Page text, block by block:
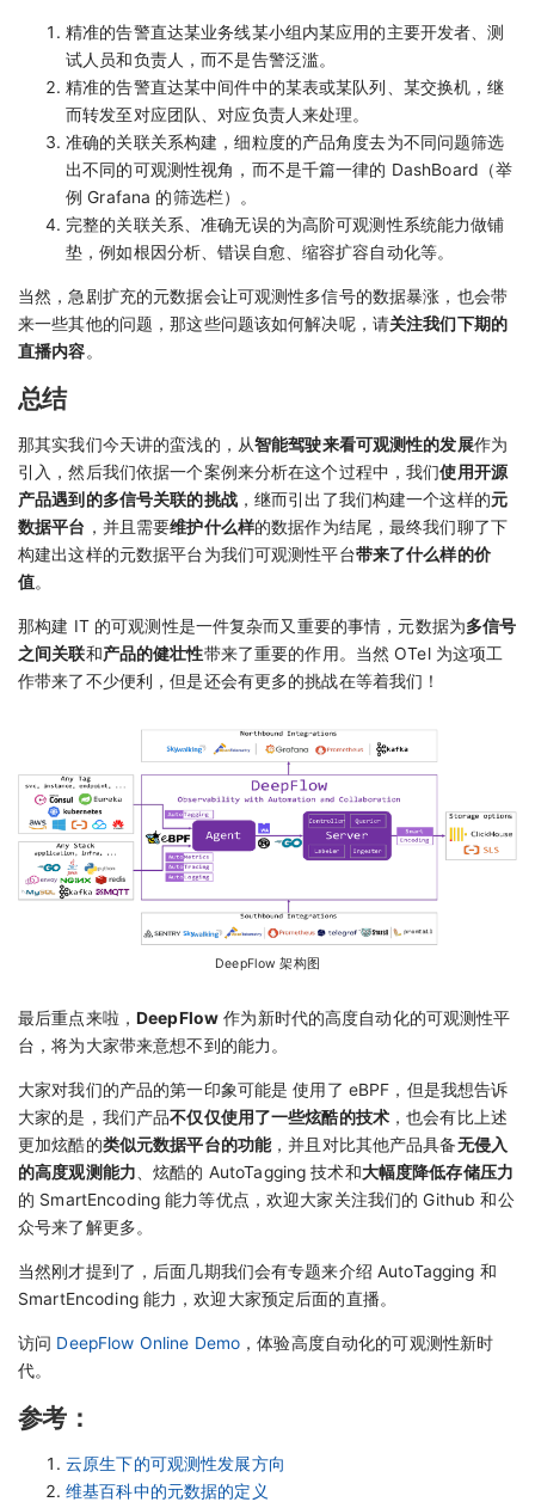
精准的告警直达某业务线某小组内某应用的主要开发者、测
试人员和负责人，而不是告警泛滥。
精准的告警直达某中间件中的某表或某队列、某交换机，继
而转发至对应团队、对应负责人来处理。
准确的关联关系构建，细粒度的产品角度去为不同问题筛选
出不同的可观测性视角，而不是千篇一律的 DashBoard（举
例 Grafana 的筛选栏）。
完整的关联关系、准确无误的为高阶可观测性系统能力做铺
垫，例如根因分析、错误自愈、缩容扩容自动化等。
当然，急剧扩充的元数据会让可观测性多信号的数据暴涨，也会带
来一些其他的问题，那这些问题该如何解决呢，请关注我们下期的
直播内容。
总结
那其实我们今天讲的蛮浅的，从智能驾驶来看可观测性的发展作为
引入，然后我们依据一个案例来分析在这个过程中，我们使用开源
产品遇到的多信号关联的挑战，继而引出了我们构建一个这样的元
数据平台 ，并且需要维护什么样的数据作为结尾，最终我们聊了下
构建出这样的元数据平台为我们可观测性平台带来了什么样的价
值。
那构建 IT 的可观测性是一件复杂而又重要的事情，元数据为多信号
之间关联和产品的健壮性带来了重要的作用。当然 OTel 为这项工
作带来了不少便利，但是还会有更多的挑战在等着我们！
DeepFlow 架构图
最后重点来啦， DeepFlow 作为新时代的高度自动化的可观测性平
台，将为大家带来意想不到的能力。
大家对我们的产品的第一印象可能是 使用了 eBPF，但是我想告诉
大家的是，我们产品不仅仅使用了一些炫酷的技术 ，也会有比上述
更加炫酷的类似元数据平台的功能，并且对比其他产品具备无侵入
的高度观测能力 、炫酷的 AutoTagging 技术和大幅度降低存储压力
的 SmartEncoding 能力等优点，欢迎大家关注我们的 Github 和公
众号来了解更多。
当然刚才提到了，后面几期我们会有专题来介绍 AutoTagging 和
SmartEncoding 能力，欢迎大家预定后面的直播。
访问 DeepFlow Online Demo ，体验高度自动化的可观测性新时
代。
参考：
云原生下的可观测性发展方向
维基百科中的元数据的定义